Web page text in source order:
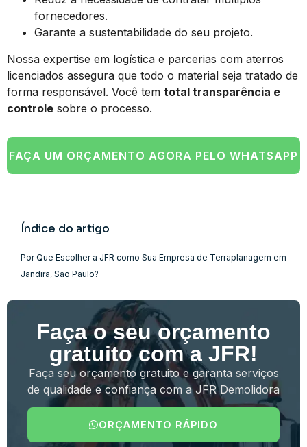
fornecedores.
Garante a sustentabilidade do seu projeto.
Nossa expertise em logística e parcerias com aterros
licenciados assegura que todo o material seja tratado de
forma responsável. Você tem total transparência e
controle sobre o processo.
FAÇA UM ORÇAMENTO AGORA PELO WHATSAPP
Índice do artigo
Por Que Escolher a JFR como Sua Empresa de Terraplanagem em
Jandira, São Paulo?
Faça o seu orçamento
gratuito com a JFR!
Faça seu orçamento gratuito e garanta serviços
de qualidade e confiança com a JFR Demolidora
ORÇAMENTO RÁPIDO